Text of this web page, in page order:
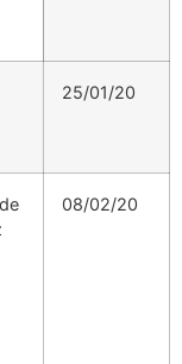
25/01/20
08/02/20